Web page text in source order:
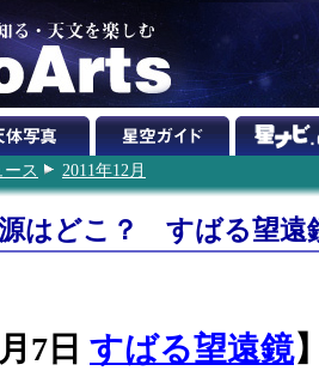
ース 2011年12月
はどこ？ すばる望遠
7日 すばる望遠鏡